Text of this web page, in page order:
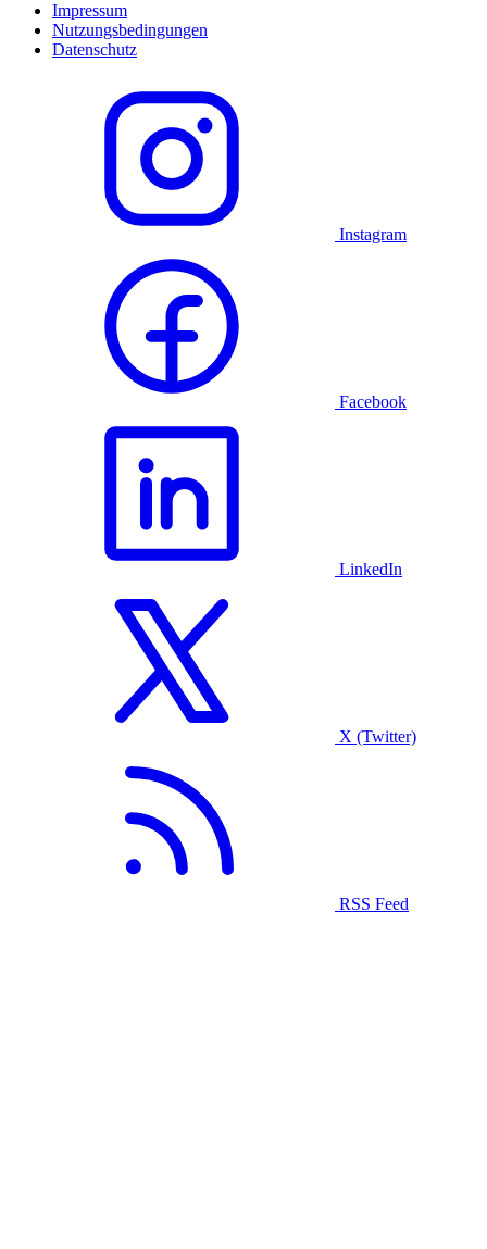
Impressum
Nutzungsbedingungen
Datenschutz
Instagram
Facebook
LinkedIn
X (Twitter)
RSS Feed